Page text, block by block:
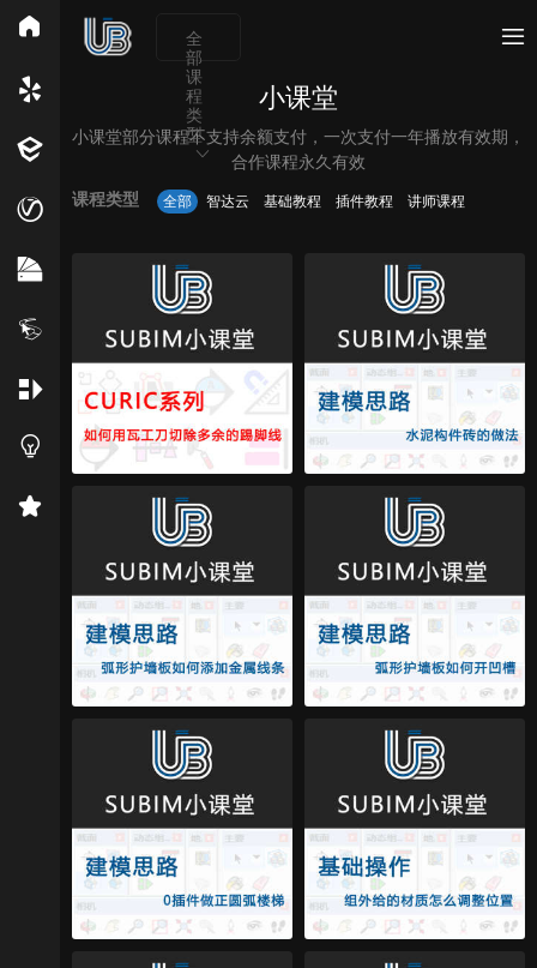
全
部
课
程
类
型
所有分类
Vray Enscape PB3构件 构件 轮廓
免费模型 En精选集 Vray材质 EN材质
小课堂
小课堂部分课程不支持余额支付，一次支付一年播放有效期，
合作课程永久有效
课程类型
全部 智达云 基础教程 插件教程 讲师课程